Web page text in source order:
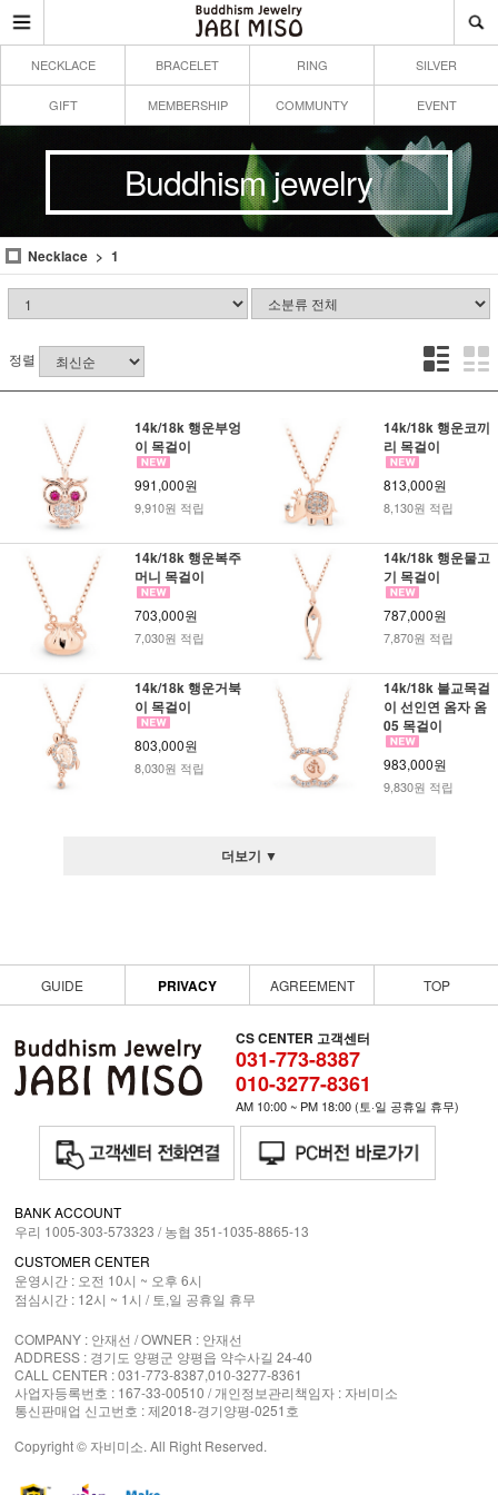
NECKLACE BRACELET RING SILVER
GIFT MEMBERSHIP COMMUNTY EVENT
Buddhism jewelry
Necklace 1
정렬
14k/18k 행운부엉
이 목걸이
991,000원
9,910원 적립
14k/18k 행운코끼
리 목걸이
813,000원
8,130원 적립
14k/18k 행운복주
머니 목걸이
703,000원
7,030원 적립
14k/18k 행운물고
기 목걸이
787,000원
7,870원 적립
14k/18k 행운거북
이 목걸이
803,000원
8,030원 적립
14k/18k 불교목걸
이 선인연 옴자 옴
05 목걸이
983,000원
9,830원 적립
더보기 ▼
GUIDE PRIVACY AGREEMENT TOP
CS CENTER 고객센터
031-773-8387
010-3277-8361
AM 10:00 ~ PM 18:00 (토·일 공휴일 휴무)
BANK ACCOUNT
우리 1005-303-573323 / 농협 351-1035-8865-13
CUSTOMER CENTER
운영시간 : 오전 10시 ~ 오후 6시
점심시간 : 12시 ~ 1시 / 토,일 공휴일 휴무
COMPANY : 안재선 / OWNER : 안재선
ADDRESS : 경기도 양평군 양평읍 약수사길 24-40
CALL CENTER : 031-773-8387,010-3277-8361
사업자등록번호 : 167-33-00510 / 개인정보관리책임자 : 자비미소
통신판매업 신고번호 : 제2018-경기양평-0251호
Copyright © 자비미소. All Right Reserved.